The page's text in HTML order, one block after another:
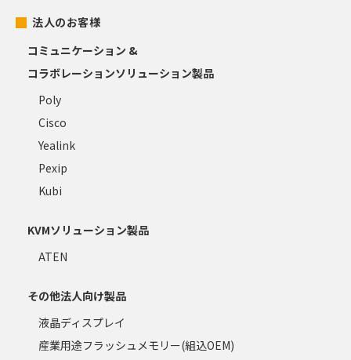
法人のお客様
コミュニケーション &
コラボレーションソリューション製品
Poly
Cisco
Yealink
Pexip
Kubi
KVMソリューション製品
ATEN
その他法人向け製品
液晶ディスプレイ
産業用途フラッシュメモリー(組込OEM)